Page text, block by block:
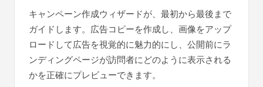
キャンペーン作成ウィザードが、最初から最後まで
ガイドします。広告コピーを作成し、画像をアップ
ロードして広告を視覚的に魅力的にし、公開前にラ
ンディングページが訪問者にどのように表示される
かを正確にプレビューできます。